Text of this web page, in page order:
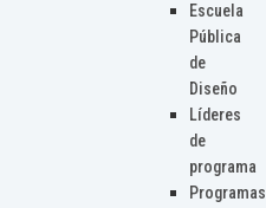
Escuela
Pública
de
Diseño
Líderes
de
programa
Programas